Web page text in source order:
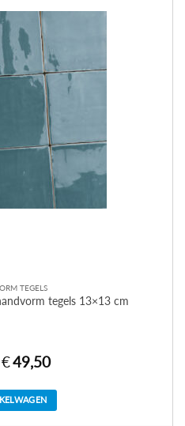
TEGELS
tegels 13×13 cm
€49,50